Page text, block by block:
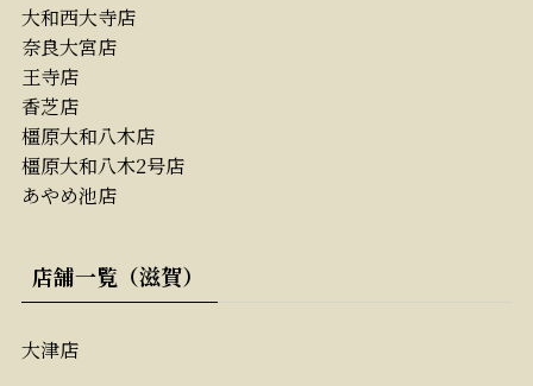
大和西大寺店
奈良大宮店
王寺店
香芝店
橿原大和八木店
橿原大和八木2号店
あやめ池店
店舗一覧（滋賀）
大津店